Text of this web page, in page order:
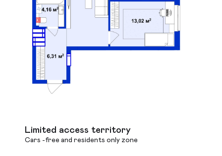
Limited access territory
Cars -free and residents only zone